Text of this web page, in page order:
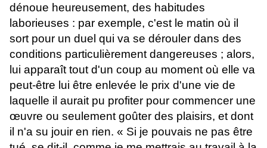
dénoue heureusement, des habitudes
laborieuses : par exemple, c'est le matin où il
sort pour un duel qui va se dérouler dans des
conditions particulièrement dangereuses ; alors,
lui apparaît tout d'un coup au moment où elle va
peut-être lui être enlevée le prix d'une vie de
laquelle il aurait pu profiter pour commencer une
œuvre ou seulement goûter des plaisirs, et dont
il n'a su jouir en rien. « Si je pouvais ne pas être